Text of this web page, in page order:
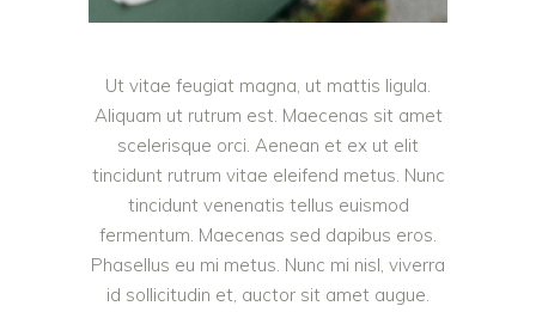
Ut vitae feugiat magna, ut mattis ligula.
Aliquam ut rutrum est. Maecenas sit amet
scelerisque orci. Aenean et ex ut elit
tincidunt rutrum vitae eleifend metus. Nunc
tincidunt venenatis tellus euismod
fermentum. Maecenas sed dapibus eros.
Phasellus eu mi metus. Nunc mi nisl, viverra
id sollicitudin et, auctor sit amet augue.